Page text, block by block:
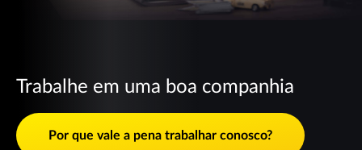
Trabalhe em uma boa companhia
Por que vale a pena trabalhar conosco?